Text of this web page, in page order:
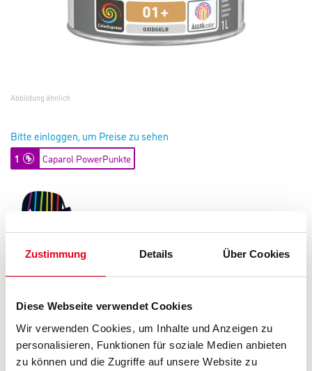
Zustimmung Details Über Cookies
Diese Webseite verwendet Cookies
Wir verwenden Cookies, um Inhalte und Anzeigen zu
personalisieren, Funktionen für soziale Medien anbieten
zu können und die Zugriffe auf unsere Website zu
Abbildung ähnlich
Bitte einloggen, um Preise zu sehen
1 Caparol PowerPunkte